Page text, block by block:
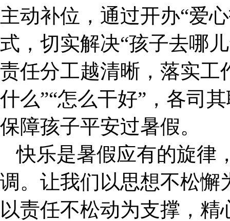
主动补位，通过开办“爱
式，切实解决“孩子去哪
责任分工越清晰，落实工
什么”“怎么干好”，各司
保障孩子平安过暑假。
快乐是暑假应有的旋律
调。让我们以思想不松懈
以责任不松动为支撑，